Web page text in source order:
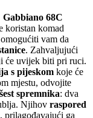
Gabbiano 68C
koristan komad
vam da
. Zahvaljujući
će uvijek biti pri ruci.
s pijeskom koje će
mjestu, odvojite
šest spremnika: dva
Njihov raspored
, prilagođavajući ga